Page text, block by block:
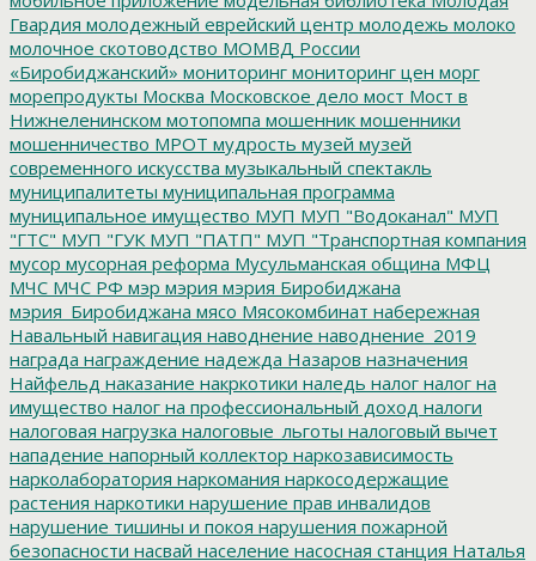
Гвардия молодежный еврейский центр молодежь молоко
молочное скотоводство МОМВД России
«Биробиджанский» мониторинг мониторинг цен морг
морепродукты Москва Московское дело мост Мост в
Нижнеленинском мотопомпа мошенник мошенники
мошенничество МРОТ мудрость музей музей
современного искусства музыкальный спектакль
муниципалитеты муниципальная программа
муниципальное имущество МУП МУП "Водоканал" МУП
"ГТС" МУП "ГУК МУП "ПАТП" МУП "Транспортная компания
мусор мусорная реформа Мусульманская община МФЦ
МЧС МЧС РФ мэр мэрия мэрия Биробиджана
мэрия_Биробиджана мясо Мясокомбинат набережная
Навальный навигация наводнение наводнение_2019
награда награждение надежда Назаров назначения
Найфельд наказание накркотики наледь налог налог на
имущество налог на профессиональный доход налоги
налоговая нагрузка налоговые_льготы налоговый вычет
нападение напорный коллектор наркозависимость
нарколаборатория наркомания наркосодержащие
растения наркотики нарушение прав инвалидов
нарушение тишины и покоя нарушения пожарной
безопасности насвай население насосная станция Наталья